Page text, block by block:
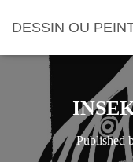
DESSIN OU
Published